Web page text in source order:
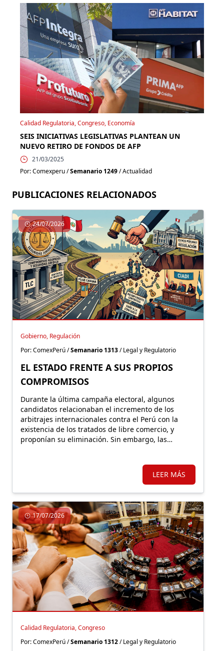
Calidad Regulatoria, Congreso, Economía
SEIS INICIATIVAS LEGISLATIVAS PLANTEAN UN
NUEVO RETIRO DE FONDOS DE AFP
21/03/2025
Por: Comexperu /Semanario 1249/ Actualidad
PUBLICACIONES RELACIONADOS
24/07/2026
Gobierno, Regulación
Por: ComexPerú /Semanario 1313/ Legal y Regulatorio
EL ESTADO FRENTE A SUS PROPIOS
COMPROMISOS
Durante la última campaña electoral, algunos
candidatos relacionaban el incremento de los
arbitrajes internacionales contra el Perú con la
existencia de los tratados de libre comercio, y
proponían su eliminación. Sin embargo, las
compromisos asumidos y afectan la seguridad
LEER MÁS
17/07/2026
Calidad Regulatoria, Congreso
Por: ComexPerú /Semanario 1312/ Legal y Regulatorio